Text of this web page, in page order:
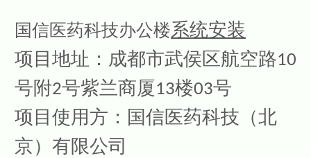
国信医药科技办公楼系统安装
项目地址：成都市武侯区航空路10
号附2号紫兰商厦13楼03号
项目使用方：国信医药科技（北
京）有限公司